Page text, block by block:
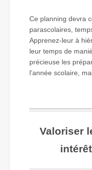
Ce planning devra
parascolaires,
Apprenez-leur à
leur temps de
précieuse les
l’année scolaire,
Valoriser